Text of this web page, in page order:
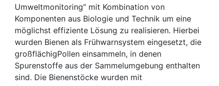
Umweltmonitoring“ mit Kombination von
Komponenten aus Biologie und Technik um eine
möglichst effiziente Lösung zu realisieren. Hierbei
wurden Bienen als Frühwarnsystem eingesetzt, die
großflächigPollen einsammeln, in denen
Spurenstoffe aus der Sammelumgebung enthalten
sind. Die Bienenstöcke wurden mit